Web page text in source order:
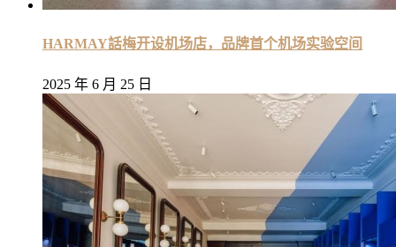
HARMAY話梅开设机场店，品牌首个机场实验空间
2025 年 6 月 25 日